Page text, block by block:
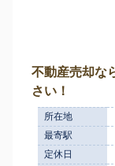
不動産売却な
さい！
所在地
最寄駅
定休日